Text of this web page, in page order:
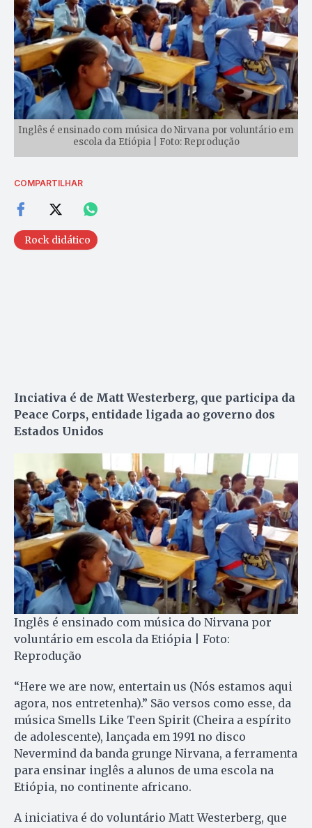
Inglês é ensinado com música do Nirvana por voluntário em
escola da Etiópia | Foto: Reprodução
COMPARTILHAR
Rock didático
Inciativa é de Matt Westerberg, que participa da
Peace Corps, entidade ligada ao governo dos
Estados Unidos
Inglês é ensinado com música do Nirvana por
voluntário em escola da Etiópia | Foto:
Reprodução
“Here we are now, entertain us (Nós estamos aqui
agora, nos entretenha).” São versos como esse, da
música Smells Like Teen Spirit (Cheira a espírito
de adolescente), lançada em 1991 no disco
Nevermind da banda grunge Nirvana, a ferramenta
para ensinar inglês a alunos de uma escola na
Etiópia, no continente africano.
A iniciativa é do voluntário Matt Westerberg, que